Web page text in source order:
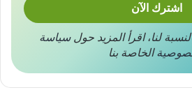
لنا،اقرأ المزيد حولسياسة
الخاصة بنا